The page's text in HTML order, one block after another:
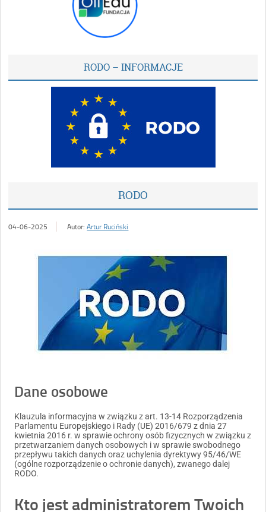
RODO – INFORMACJE
RODO
04-06-2025 Autor:Artur Ruciński
Dane osobowe
Klauzula informacyjna w związku z art. 13-14 Rozporządzenia
Parlamentu Europejskiego i Rady (UE) 2016/679 z dnia 27
kwietnia 2016 r. w sprawie ochrony osób fizycznych w związku z
przetwarzaniem danych osobowych i w sprawie swobodnego
przepływu takich danych oraz uchylenia dyrektywy 95/46/WE
(ogólne rozporządzenie o ochronie danych), zwanego dalej
RODO.
Kto jest administratorem Twoich